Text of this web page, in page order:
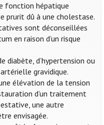
fonction hépatique
prurit dû à une cholestase.
sont déconseillées
en raison d’un risque
diabète, d’hypertension ou
gravidique.
élévation de la tension
d’un traitement
une autre
envisagée.